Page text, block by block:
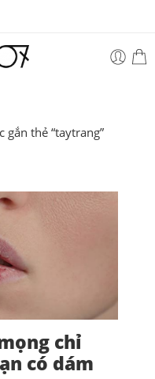
gắn thẻ “taytrang”
chỉ
có dám